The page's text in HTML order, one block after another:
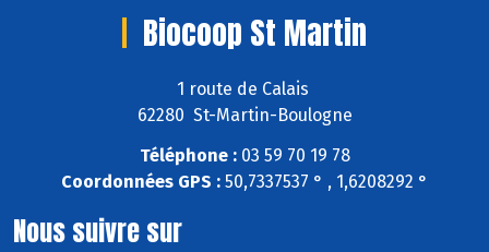
Biocoop St Martin
1 route de Calais
62280 St-Martin-Boulogne
Téléphone :03 59 70 19 78
Coordonnées GPS : 50,7337537 ° , 1,6208292 °
Nous suivre sur